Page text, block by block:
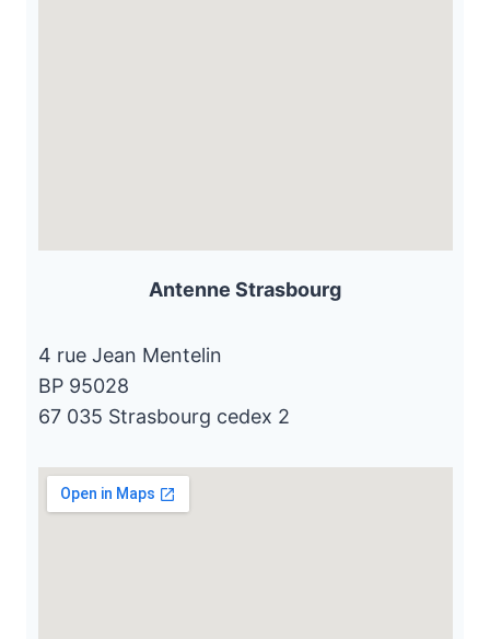
Antenne Strasbourg
4 rue Jean Mentelin
BP 95028
67 035 Strasbourg cedex 2